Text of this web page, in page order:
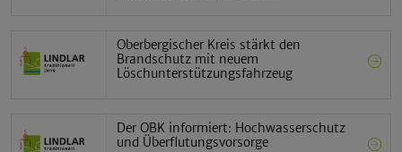
Oberbergischer Kreis stärkt den
Brandschutz mit neuem
Löschunterstützungsfahrzeug
Der OBK informiert: Hochwasserschutz
und Überflutungsvorsorge